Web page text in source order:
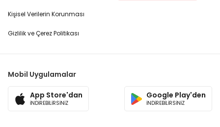
Kişisel Verilerin Korunması
Gizlilik ve Çerez Politikası
Mobil Uygulamalar
App Store'dan
İNDİREBİLİRSİNİZ
Google Play'den
İNDİREBİLİRSİNİZ